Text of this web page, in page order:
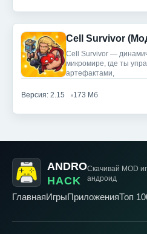
Cell Survivor
Cell Survivor —
микромире, где ты
артефактами,
Версия: 2.15 173 Мб
ANDRO
HACK
Скачивай MOD
андроид
ГлавнаяИгрыПриложенияТоп